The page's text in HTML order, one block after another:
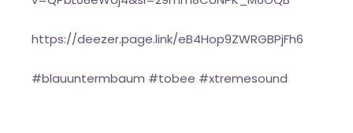
https://deezer.page.link/eB4Hop9ZWRGBPjFh6
#blauuntermbaum #tobee #xtremesound